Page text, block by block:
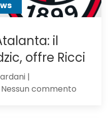
il
offre Ricci
|
Nessun commento